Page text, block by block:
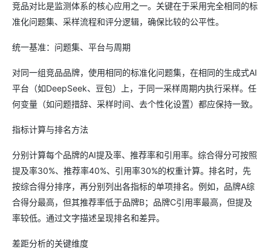
竞品对比是监测体系的核心应用之一。关键在于采用完全相同的标
准化问题集、采样流程和评分逻辑，确保比较的公平性。
统一基准：问题集、平台与周期
对同一组竞品品牌，使用相同的标准化问题集，在相同的生成式AI
平台（如DeepSeek、豆包）上，于同一采样周期内执行采样。任
何变量（如问题措辞、采样时间、去个性化设置）都应保持一致。
指标计算与排名方法
分别计算每个品牌的AI提及率、推荐率和引用率。综合得分可按照
提及率30%、推荐率40%、引用率30%的权重计算。排名时，先
按综合得分排序，再分别列出各指标的单项排名。例如，品牌A综
合得分最高，但其推荐率低于品牌B；品牌C引用率最高，但提及
率较低。通过文字描述呈现排名和差异。
差距分析的关键维度